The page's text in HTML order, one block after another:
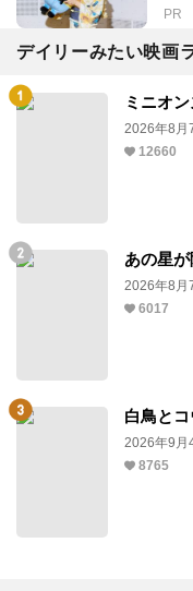
PR
デイリーみたい映画
ミニオ
2026年8月
12660
あの星が
2026年8月
6017
白鳥とコ
2026年9月
8765